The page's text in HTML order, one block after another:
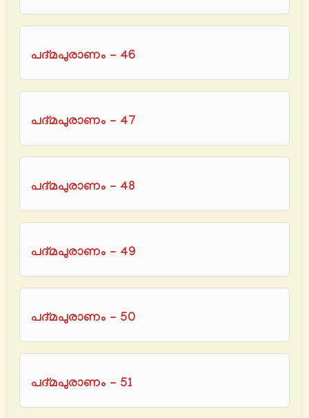
പദ്മപുരാണം - 46
പദ്മപുരാണം - 47
പദ്മപുരാണം - 48
പദ്മപുരാണം - 49
പദ്മപുരാണം - 50
പദ്മപുരാണം - 51